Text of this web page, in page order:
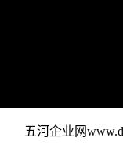
五河企业网